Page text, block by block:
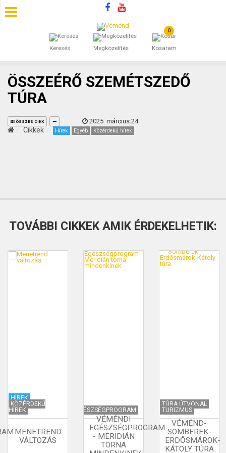
Keresés Megközelítés
0
Kosaram
SZÁLLÁSOK
ÁLTALÁNOS SZERZŐDÉSI FELTÉTELEK
KINCSES BARANYA VÉMÉND
ÖSSZEÉRŐ SZEMÉTSZEDŐ
TÚRA
ÖSSZES CIKK 2025. március 24.
Cikkek Hírek Egyéb Közérdekű hírek
TOVÁBBI CIKKEK AMIK ÉRDEKELHETIK:
HÍREK
KÖZÉRDEKŰ
HÍREK
MENETREND
VÁLTOZÁS
EGÉSZSÉGPROGRAM
VÉMÉNDI
EGÉSZSÉGPROGRAM
- MERIDIÁN
TORNA
TÚRA ÚTVONAL
TURIZMUS
VÉMÉND-
SOMBEREK-
ERDŐSMÁROK-
KÁTOLY TÚRA